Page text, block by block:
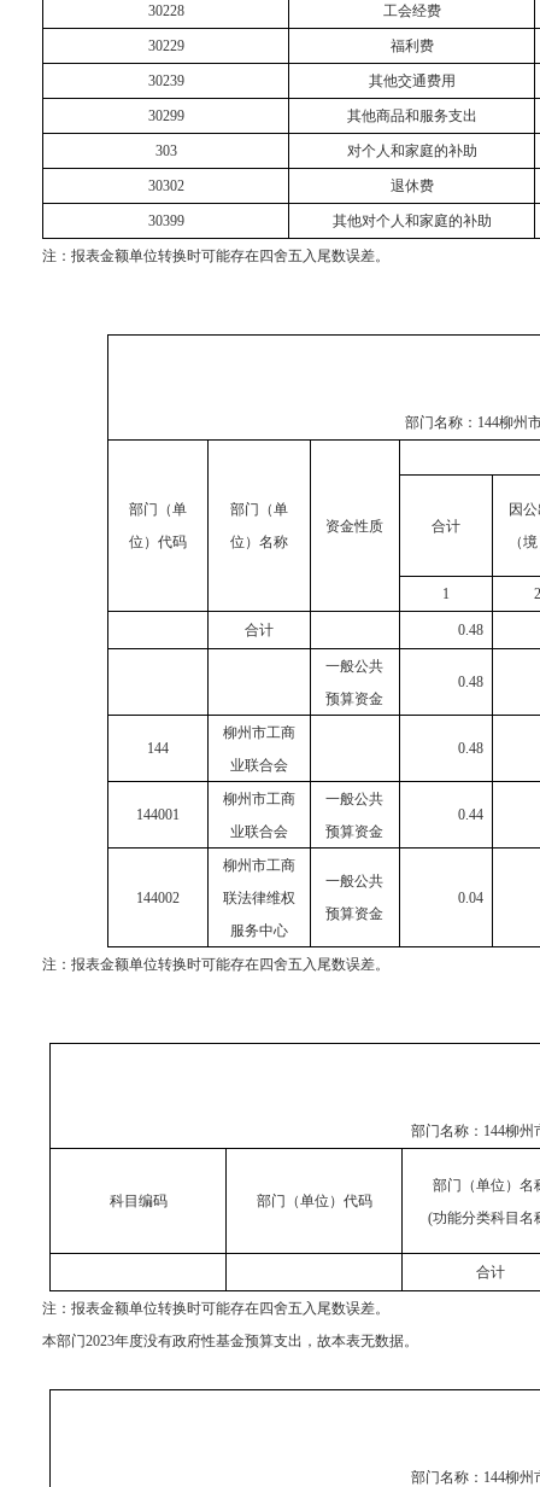
30228 工会经费
30229 福利费
30239 其他交通费用
30299 其他商品和服务支出
303 对个人和家庭的补助
30302 退休费
30399 其他对个人和家庭的补助
注：报表金额单位转换时可能存在四舍五入尾数误差。
部门名称： 144柳州
部门（单
位）代码
部门（单
位）名称
资金性质 合计
因
（
1 2
合计 0.48
一般公共
预算资金
0.48
144
柳州市工商
业联合会
0.48
144001
柳州市工商
业联合会
一般公共
预算资金
0.44
144002
柳州市工商
联法律维权
服务中心
一般公共
预算资金
0.04
注：报表金额单位转换时可能存在四舍五入尾数误差。
部门名称： 144柳州
科目编码 部门（单位）代码
部门（单位）名
(功能分类科目名
合计
注：报表金额单位转换时可能存在四舍五入尾数误差。
本部门2023年度没有政府性基金预算支出，故本表无数据。
部门名称： 144柳州